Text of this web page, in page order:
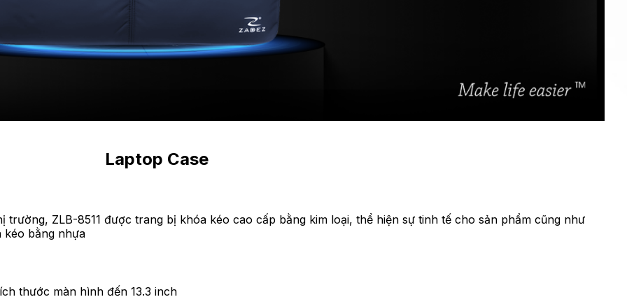
Laptop Case
trường, ZLB-8511 được trang bị khóa kéo cao cấp bằng kim loại, thể hiện sự tinh tế cho sản phẩm cũng như
kéo bằng nhựa
thước màn hình đến 13.3 inch